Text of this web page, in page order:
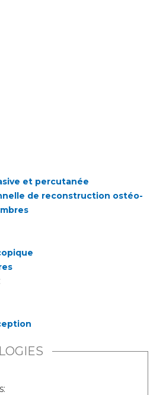
et de sécurité des soins
données
en santé à l’AP-HM
tabac
et percutanée
de reconstruction ostéo-